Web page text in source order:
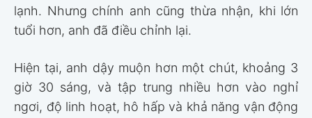
lạnh. Nhưng chính anh cũng thừa nhận, khi lớn
tuổi hơn, anh đã điều chỉnh lại.
Hiện tại, anh dậy muộn hơn một chút, khoảng 3
giờ 30 sáng, và tập trung nhiều hơn vào nghỉ
ngơi, độ linh hoạt, hô hấp và khả năng vận động